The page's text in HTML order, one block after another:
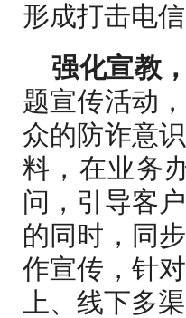
形成打击电
强化宣教
题宣传活动
众的防诈意
料，在业务
问，引导客
的同时，同
作宣传，针
上、线下多